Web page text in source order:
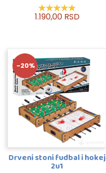
1.190,00 RSD
-20%
Drveni stoni fudbal i hokej
2u1